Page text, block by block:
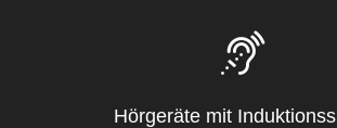
Hörgeräte mit